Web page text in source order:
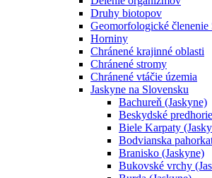
Druhy biotopov
Geomorfologické členenie
Horniny
Chránené krajinné oblasti
Chránené stromy
Chránené vtáčie územia
Jaskyne na Slovensku
Bachureň (Jaskyne)
Beskydské
Biele Karpaty
Bodvianska
Branisko (Jaskyne)
Bukovské vrchy